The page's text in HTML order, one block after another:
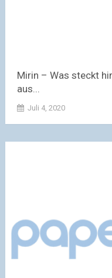
Mirin – Was steckt
aus...
Juli 4, 2020